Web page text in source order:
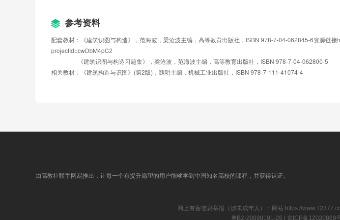
作业11
第十二周
单元八：懂构造识读详图
作业12
第十三周
单元八：懂构造识读详图
建筑识图与构造 微课
参考资料
配套教材：《建筑识图与构造》，范海波，梁沧波主编，高等教育出版社，ISBN 978-7-04-062845-6资源链
projectId=cwDbM4pC2
                  《建筑识图与构造习题集》，梁沧波，范海波主编，高等教育出版社，ISBN 978-7-04-062800-5
相关教材：《建筑构造与识图》(第2版)，魏明主编，机械工业出版社，ISBN 978-7-111-41074-4
由高教社联手网易推出，让每一个有提升愿望的用户能够学到中国知名高校的课程，并获得认证。
网上有害信息举报（涉未成年人）：网站 https://
粤B2-20090191-26
| 京ICP备12020869